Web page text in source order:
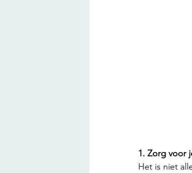
1. Zorg voor
Het is niet